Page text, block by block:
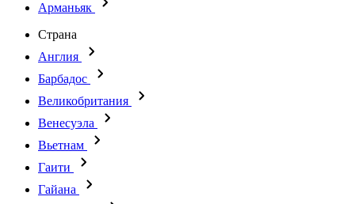
Арманьяк
Страна
Англия
Барбадос
Великобритания
Венесуэла
Вьетнам
Гаити
Гайана